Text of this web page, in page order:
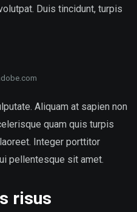
Duis tincidunt, turpis
Aliquam at sapien non
quam quis turpis
Integer porttitor
pellentesque sit amet.
risus